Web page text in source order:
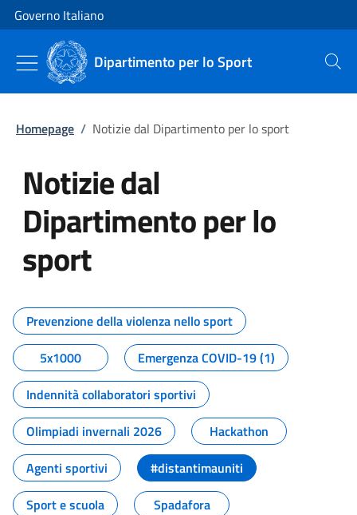
Vai al contenuto
Vai alla navigazione del sito
Governo Italiano
Dipartimento per lo Sport Cerca
Homepage / Notizie dal Dipartimento per lo sport
Notizie dal
Dipartimento per lo
sport
Tutti i contenuti della pagina
Prevenzione della violenza nello sport
5x1000
Emergenza COVID-19 (1)
Indennità collaboratori sportivi
Olimpiadi invernali 2026
Hackathon
Agenti sportivi
#distantimauniti
Sport e scuola
Spadafora